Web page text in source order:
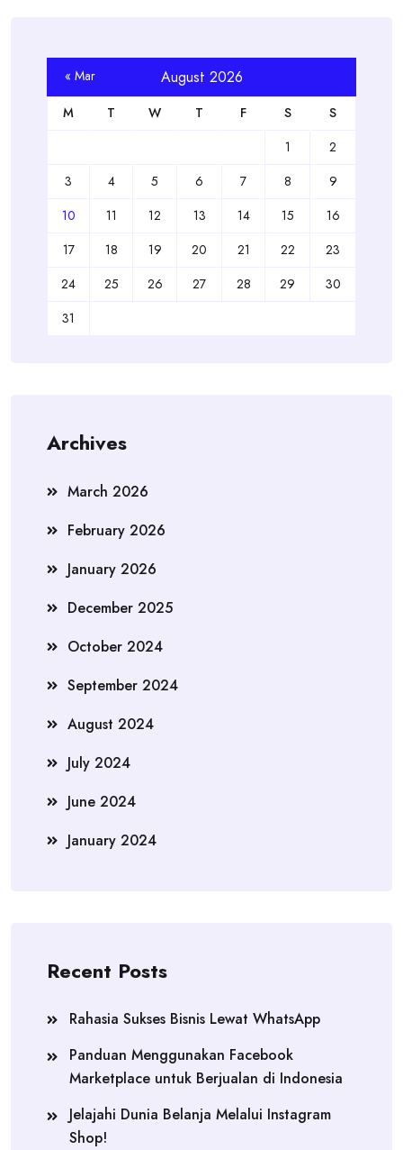
August 2026
M T W T F S
S
1
2
3
4 5 6 7 8
9
10
11 12 13 14 15
16
17
18 19 20 21 22
23
24
25 26 27 28 29
30
31
« Mar
Archives
March 2026
February 2026
January 2026
December 2025
October 2024
September 2024
August 2024
July 2024
June 2024
January 2024
Recent Posts
Rahasia Sukses Bisnis Lewat WhatsApp
Panduan Menggunakan Facebook
Marketplace untuk Berjualan di Indonesia
Jelajahi Dunia Belanja Melalui Instagram
Shop!